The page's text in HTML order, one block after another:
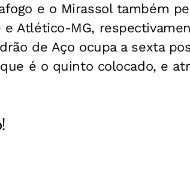
e o Mirassol também
Atlético-MG,
de Aço ocupa a sexta
é o quinto colocado, e